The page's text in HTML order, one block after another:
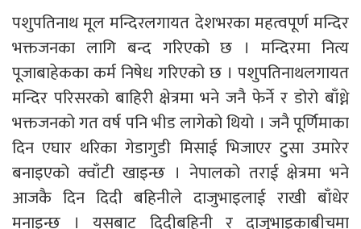
पशुपतिनाथ मूल मन्दिरलगायत देशभरका महत्वपूर्ण मन्दिर
भक्तजनका लागि बन्द गरिएको छ । मन्दिरमा नित्य
पूजाबाहेकका कर्म निषेध गरिएको छ । पशुपतिनाथलगायत
मन्दिर परिसरको बाहिरी क्षेत्रमा भने जनै फेर्ने र डोरो बाँध्ने
भक्तजनको गत वर्ष पनि भीड लागेको थियो । जनै पूर्णिमाका
दिन एघार थरिका गेडागुडी मिसाई भिजाएर टुसा उमारेर
बनाइएको क्वाँटी खाइन्छ । नेपालको तराई क्षेत्रमा भने
आजकै दिन दिदी बहिनीले दाजुभाइलाई राखी बाँधेर
मनाइन्छ । यसबाट दिदीबहिनी र दाजुभाइकाबीचमा